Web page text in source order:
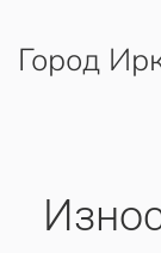
Перейти к
Город